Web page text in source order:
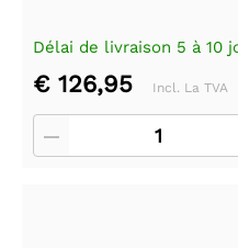
Délai de livraison 5 à 10
€ 126,95 Incl. La TVA